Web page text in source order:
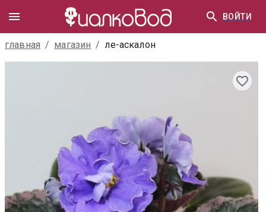
ВОЙТИ
главная / магазин / ле-аскалон